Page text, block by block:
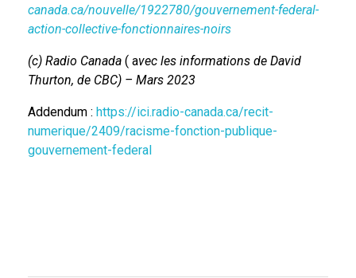
canada.ca/nouvelle/1922780/gouvernement-federal-
action-collective-fonctionnaires-noirs
(c) Radio Canada ( avec les informations de David
Thurton, de CBC) – Mars 2023
Addendum : https://ici.radio-canada.ca/recit-
numerique/2409/racisme-fonction-publique-
gouvernement-federal